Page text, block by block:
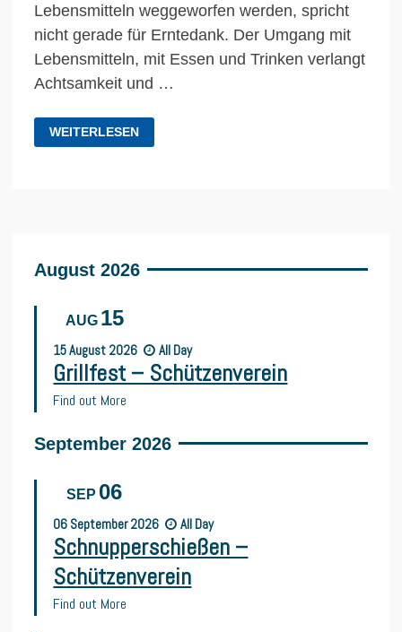
Lebensmitteln weggeworfen werden, spricht
nicht gerade für Erntedank. Der Umgang mit
Lebensmitteln, mit Essen und Trinken verlangt
Achtsamkeit und …
ERNTEDANK
WEITERLESEN
August 2026
AUG 15
15August 2026 All Day
Grillfest – Schützenverein
Find out More
September 2026
SEP 06
06 September2026 All Day
Schnupperschießen –
Schützenverein
Find out More